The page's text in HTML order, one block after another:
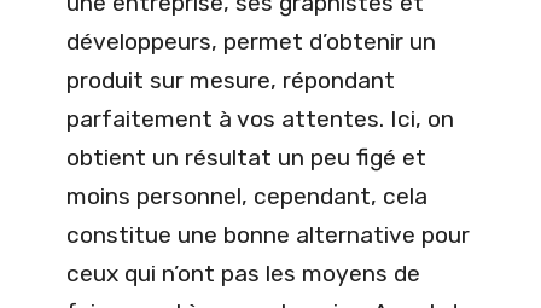
développeurs, permet d’obtenir un
produit sur mesure, répondant
parfaitement à vos attentes. Ici, on
obtient un résultat un peu figé et
moins personnel, cependant, cela
constitue une bonne alternative pour
ceux qui n’ont pas les moyens de